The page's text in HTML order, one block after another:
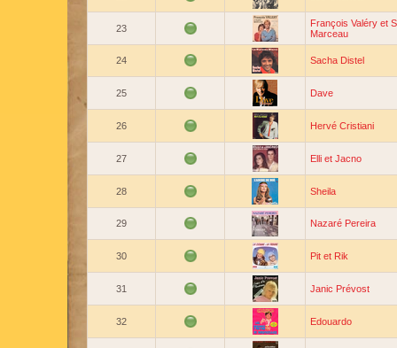
23
François Valéry et
Marceau
24 Sacha Distel
25 Dave
26 Hervé Cristiani
27 Elli et Jacno
28 Sheila
29 Nazaré Pereira
30 Pit et Rik
31 Janic Prévost
32 Edouardo